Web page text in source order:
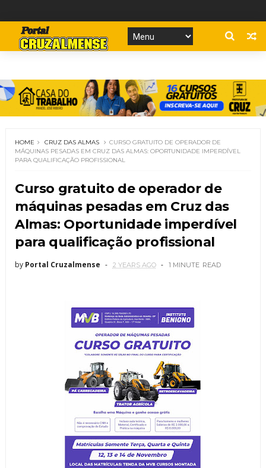
HOME CRUZ DAS ALMAS
CURSO GRATUITO DE OPERADOR DE
MÁQUINAS PESADAS EM CRUZ DAS ALMAS: OPORTUNIDADE IMPERDÍVEL
PARA QUALIFICAÇÃO PROFISSIONAL
Curso gratuito de operador de
máquinas pesadas em Cruz das
Almas: Oportunidade imperdível
para qualificação profissional
by Portal Cruzalmense 2 YEARS AGO 1 MINUTE READ